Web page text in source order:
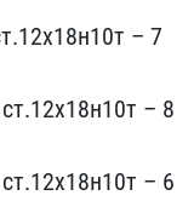
– 7
– 8
– 6